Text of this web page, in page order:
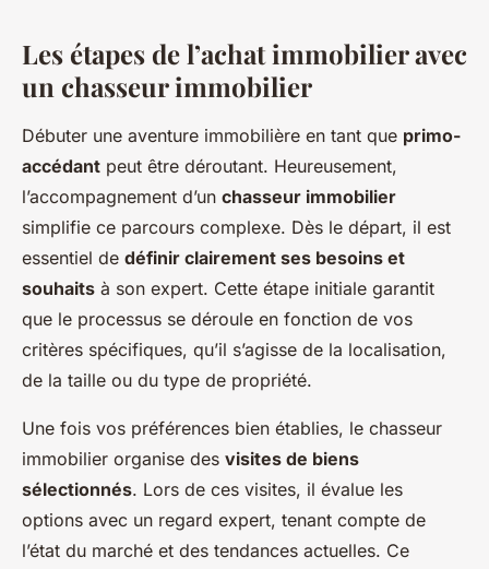
Les étapes de l’achat immobilier avec
un chasseur immobilier
Débuter une aventure immobilière en tant que primo-
accédant peut être déroutant. Heureusement,
l’accompagnement d’un chasseur immobilier
simplifie ce parcours complexe. Dès le départ, il est
essentiel de définir clairement ses besoins et
souhaits à son expert. Cette étape initiale garantit
que le processus se déroule en fonction de vos
critères spécifiques, qu’il s’agisse de la localisation,
de la taille ou du type de propriété.
Une fois vos préférences bien établies, le chasseur
immobilier organise des visites de biens
sélectionnés. Lors de ces visites, il évalue les
options avec un regard expert, tenant compte de
l’état du marché et des tendances actuelles. Ce